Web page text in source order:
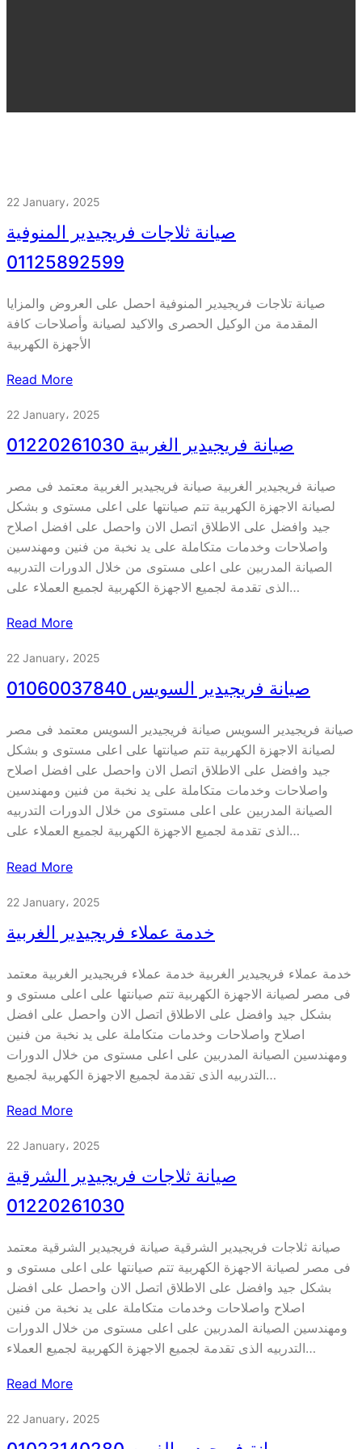
22 January، 2025
صيانة ثلاجات فريجيدير المنوفية
01125892599
صيانة تلاجات فريجيدير المنوفية احصل على العروض والمزايا
المقدمة من الوكيل الحصرى والاكيد لصيانة وأصلاحات كافة
الأجهزة الكهربية
Read More
22 January، 2025
صيانة فريجيدير الغربية 01220261030
صيانة فريجيدير الغربية صيانة فريجيدير الغربية معتمد فى مصر
لصيانة الاجهزة الكهربية تتم صيانتها على اعلى مستوى و بشكل
جيد وافضل على الاطلاق اتصل الان واحصل على افضل اصلاح
واصلاحات وخدمات متكاملة على يد نخبة من فنين ومهندسين
الصيانة المدربين على اعلى مستوى من خلال الدورات التدربيه
الذى تقدمة لجميع الاجهزة الكهربية لجميع العملاء على…
Read More
22 January، 2025
صيانة فريجيدير السويس 01060037840
صيانة فريجيدير السويس صيانة فريجيدير السويس معتمد فى مصر
لصيانة الاجهزة الكهربية تتم صيانتها على اعلى مستوى و بشكل
جيد وافضل على الاطلاق اتصل الان واحصل على افضل اصلاح
واصلاحات وخدمات متكاملة على يد نخبة من فنين ومهندسين
الصيانة المدربين على اعلى مستوى من خلال الدورات التدربيه
الذى تقدمة لجميع الاجهزة الكهربية لجميع العملاء على…
Read More
22 January، 2025
خدمة عملاء فريجيدير الغربية
خدمة عملاء فريجيدير الغربية خدمة عملاء فريجيدير الغربية معتمد
فى مصر لصيانة الاجهزة الكهربية تتم صيانتها على اعلى مستوى و
بشكل جيد وافضل على الاطلاق اتصل الان واحصل على افضل
اصلاح واصلاحات وخدمات متكاملة على يد نخبة من فنين
ومهندسين الصيانة المدربين على اعلى مستوى من خلال الدورات
التدربيه الذى تقدمة لجميع الاجهزة الكهربية لجميع…
Read More
22 January، 2025
صيانة ثلاجات فريجيدير الشرقية
01220261030
صيانة ثلاجات فريجيدير الشرقية صيانة فريجيدير الشرقية معتمد
فى مصر لصيانة الاجهزة الكهربية تتم صيانتها على اعلى مستوى و
بشكل جيد وافضل على الاطلاق اتصل الان واحصل على افضل
اصلاح واصلاحات وخدمات متكاملة على يد نخبة من فنين
ومهندسين الصيانة المدربين على اعلى مستوى من خلال الدورات
التدربيه الذى تقدمة لجميع الاجهزة الكهربية لجميع العملاء…
Read More
22 January، 2025